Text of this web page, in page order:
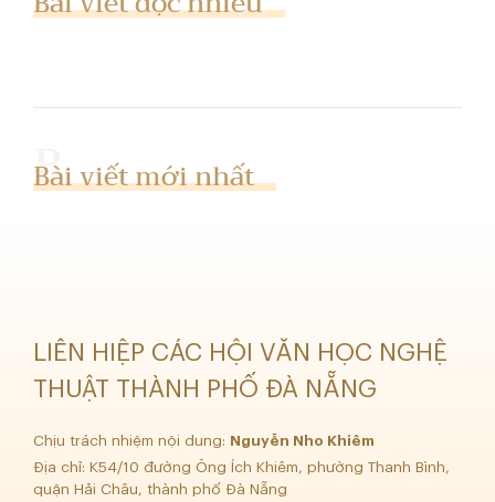
Bài viết mới nhất
LIÊN HIỆP CÁC HỘI VĂN HỌC NGHỆ
THUẬT THÀNH PHỐ ĐÀ NẴNG
Chịu trách nhiệm nội dung: Nguyễn Nho Khiêm
Địa chỉ: K54/10 đường Ông Ích Khiêm, phường Thanh Bình,
quận Hải Châu, thành phố Đà Nẵng